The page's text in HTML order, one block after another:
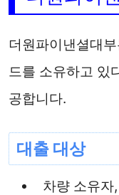
더원파이낸셜대
드를 소유하고 있
공합니다.
대출 대상
차량 소유자,